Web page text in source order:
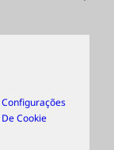
Configurações
De Cookie